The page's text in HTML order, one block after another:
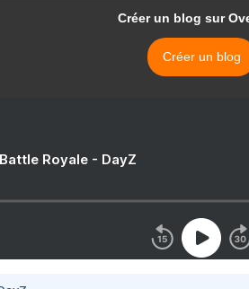
Créer un blog sur
Créer un blog
Royale - DayZ